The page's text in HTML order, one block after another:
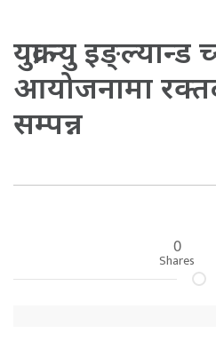
युक्रा न्यु इङ्ल्यान्ड
आयोजनामा
सम्पन्न
0
Shares